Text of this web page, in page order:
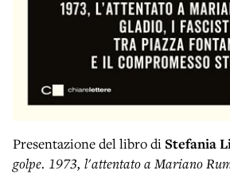
Presentazione del libro di Stefania
golpe. 1973, l'attentato a Mariano